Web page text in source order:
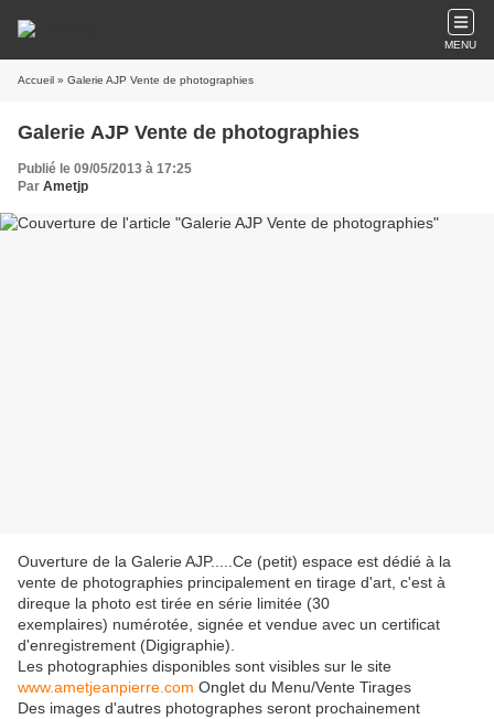
MENU
Accueil » Galerie AJP Vente de photographies
Galerie AJP Vente de photographies
Publié le 09/05/2013 à 17:25
Par Ametjp
Ouverture de la Galerie AJP.....Ce (petit) espace est dédié à la
vente de photographies principalement en tirage d'art, c'est à
direque la photo est tirée en série limitée (30
exemplaires) numérotée, signée et vendue avec un certificat
d'enregistrement (Digigraphie).
Les photographies disponibles sont visibles sur le site
www.ametjeanpierre.com Onglet du Menu/Vente Tirages
Des images d'autres photographes seront prochainement